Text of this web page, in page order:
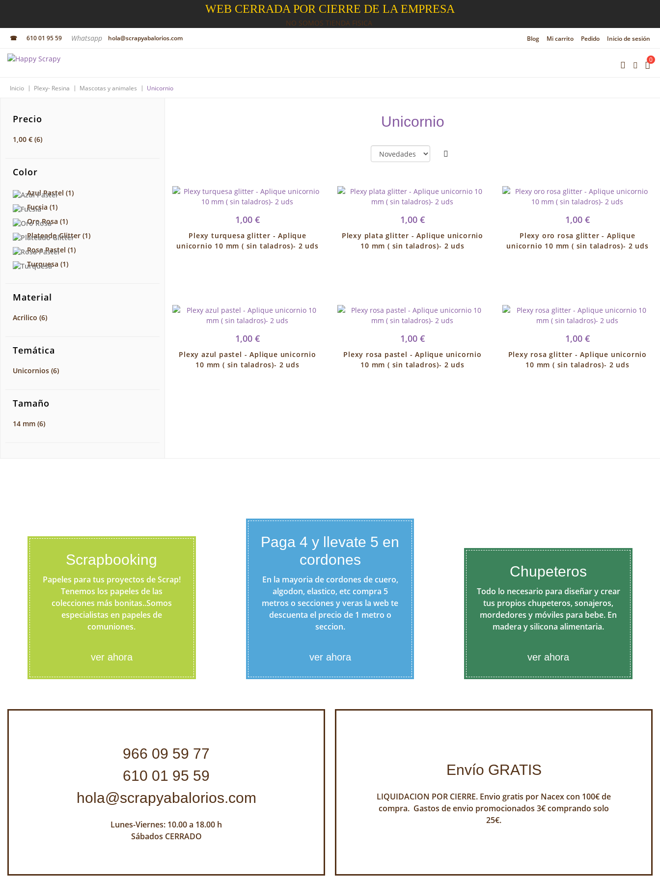
WEB CERRADA POR CIERRE DE LA EMPRESA
NO SOMOS TIENDA FISICA
☎ 610 01 95 59 Whatsapp hola@scrapyabalorios.com Blog Mi carrito Pedido Inicio de sesión
0
Inicio | Plexy- Resina | Mascotas y animales | Unicornio
Unicornio
1,00 €
Plexy turquesa glitter - Aplique
unicornio 10 mm ( sin taladros)- 2 uds
1,00 €
Plexy plata glitter - Aplique unicornio
10 mm ( sin taladros)- 2 uds
1,00 €
Plexy oro rosa glitter - Aplique
unicornio 10 mm ( sin taladros)- 2 uds
1,00 €
Plexy azul pastel - Aplique unicornio
10 mm ( sin taladros)- 2 uds
1,00 €
Plexy rosa pastel - Aplique unicornio
10 mm ( sin taladros)- 2 uds
1,00 €
Plexy rosa glitter - Aplique unicornio
10 mm ( sin taladros)- 2 uds
Precio
1,00 € (6)
Color
Azul Pastel (1)
Fucsia (1)
Oro Rosa (1)
Plateado Glitter (1)
Rosa Pastel (1)
Turquesa (1)
Material
Acrilico (6)
Temática
Unicornios (6)
Tamaño
14 mm (6)
Scrapbooking
Papeles para tus proyectos de Scrap!
Tenemos los papeles de las
colecciones más bonitas..Somos
especialistas en papeles de
comuniones.
ver ahora
Paga 4 y llevate 5 en
cordones
En la mayoria de cordones de cuero,
algodon, elastico, etc compra 5
metros o secciones y veras la web te
descuenta el precio de 1 metro o
seccion.
ver ahora
Chupeteros
Todo lo necesario para diseñar y crear
tus propios chupeteros, sonajeros,
mordedores y móviles para bebe. En
madera y silicona alimentaria.
ver ahora
966 09 59 77
610 01 95 59
hola@scrapyabalorios.com
Lunes-Viernes: 10.00 a 18.00 h
Sábados CERRADO
Envío GRATIS
LIQUIDACION POR CIERRE. Envio gratis por Nacex con 100€ de
compra. Gastos de envio promocionados 3€ comprando solo
25€.